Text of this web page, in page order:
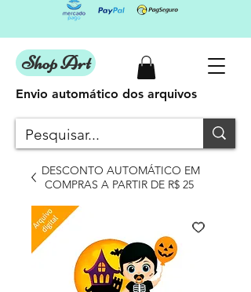
Shop Art
DESCONTO AUTOMÁTICO EM
COMPRAS A PARTIR DE R$ 25
Envio automático dos arquivos